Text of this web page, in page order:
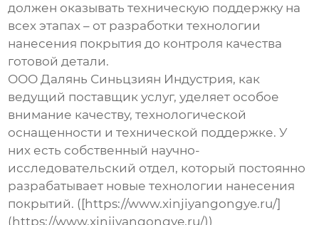
должен оказывать техническую поддержку на
всех этапах – от разработки технологии
нанесения покрытия до контроля качества
готовой детали.
ООО Далянь Синьцзиян Индустрия, как
ведущий поставщик услуг, уделяет особое
внимание качеству, технологической
оснащенности и технической поддержке. У
них есть собственный научно-
исследовательский отдел, который постоянно
разрабатывает новые технологии нанесения
покрытий. ([https://www.xinjiyangongye.ru/]
(https://www.xinjiyangongye.ru/))